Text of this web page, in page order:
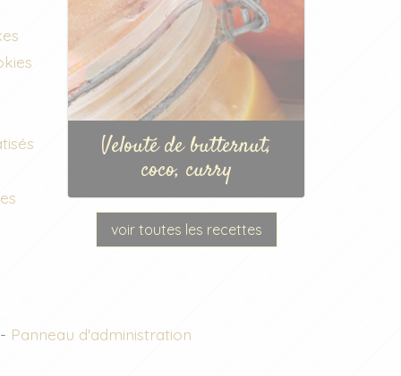
Velouté de butternut,
coco, curry
voir toutes les recettes
Panneau d'administration